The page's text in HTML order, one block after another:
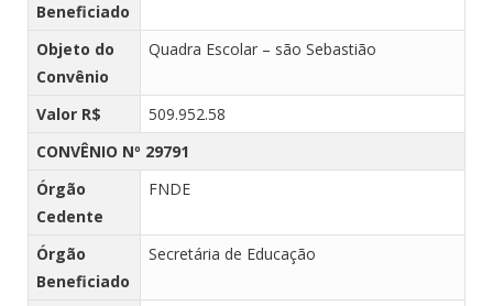
Beneficiado
Objeto do
Convênio
Quadra Escolar – são Sebastião
Valor R$
509.952.58
CONVÊNIO Nº 29791
Órgão
Cedente
FNDE
Órgão
Beneficiado
Secretária de Educação